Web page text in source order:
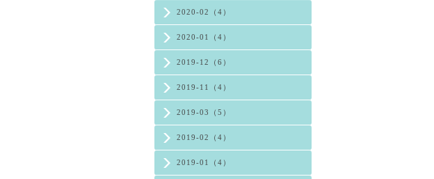
2020-02（4）
2020-01（4）
2019-12（6）
2019-11（4）
2019-03（5）
2019-02（4）
2019-01（4）